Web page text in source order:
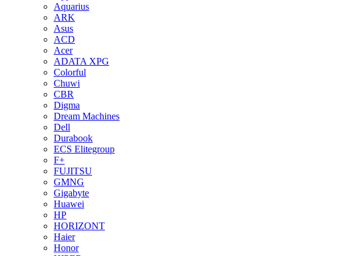
Aquarius
ARK
Asus
ACD
Acer
ADATA XPG
Colorful
Chuwi
CBR
Digma
Dream Machines
Dell
Durabook
ECS Elitegroup
F+
FUJITSU
GMNG
Gigabyte
Huawei
HP
HORIZONT
Haier
Honor